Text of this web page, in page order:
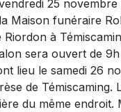
25 novembre
Maison funéraire
Riordon à
sera ouvert de 9h
lieu le samedi 26
de Témiscaming.
du même endroit.